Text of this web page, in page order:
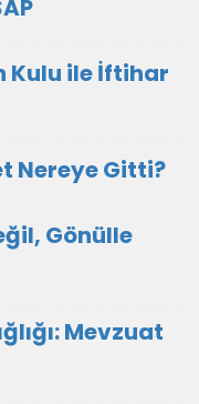
Kulu ile İftihar
Nereye Gitti?
Gönülle
Mevzuat